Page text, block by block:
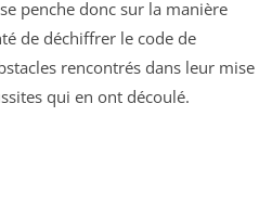
penche donc sur la manière
de déchiffrer le code de
rencontrés dans leur mise
qui en ont découlé.